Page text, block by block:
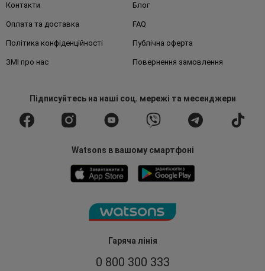
Гаряча лінія
0 800 300 333
Контакти Блог
Оплата та доставка FAQ
Політика конфіденційності Публічна оферта
ЗМІ про нас Повернення замовлення
Підписуйтесьна наші соц. мережі та месенджери
Watsons в вашому смартфоні